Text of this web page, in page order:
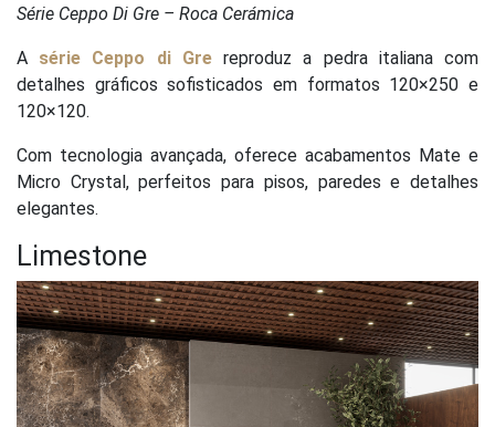
Série Ceppo Di Gre – Roca Cerámica
A série Ceppo di Grereproduz a pedra italiana com
detalhes gráficos sofisticados em formatos 120×250 e
120×120.
Com tecnologia avançada, oferece acabamentos Mate e
Micro Crystal, perfeitos para pisos, paredes e detalhes
elegantes.
Limestone